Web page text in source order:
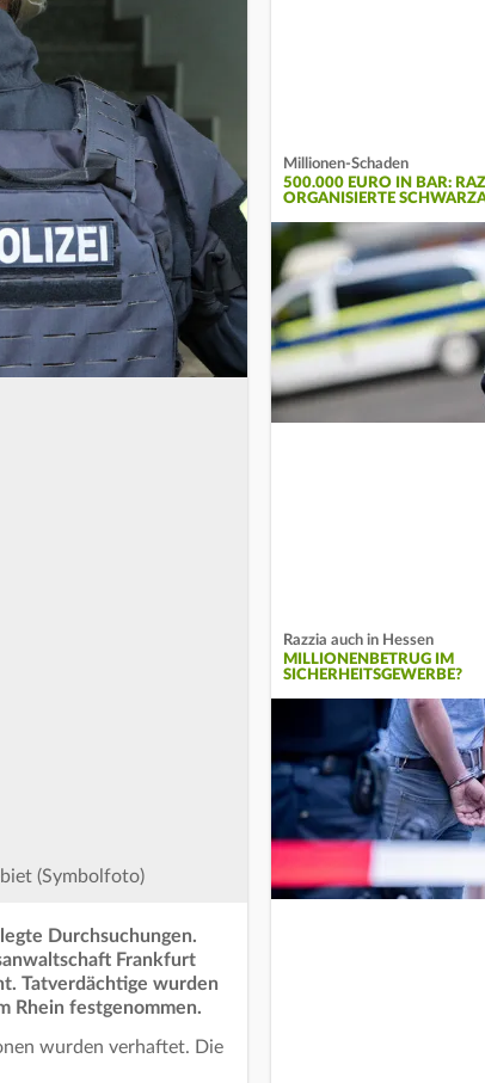
(Symbolfoto)
Durchsuchungen.
Frankfurt
Tatverdächtige wurden
Rhein festgenommen.
wurden verhaftet. Die
Millionen-Schaden
500.000 EURO IN BAR:
ORGANISIERTE
Razzia auch in Hessen
MILLIONENBETRUG IM
SICHERHEITSGEWERBE?